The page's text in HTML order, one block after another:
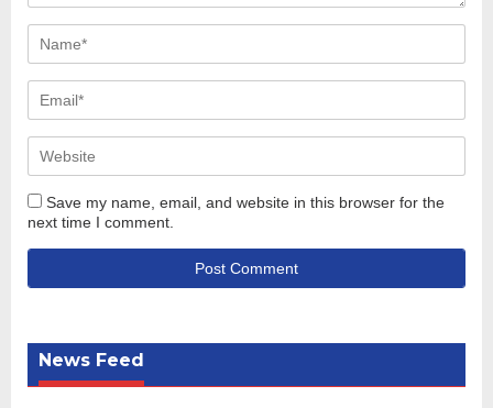
Save my name, email, and website in this browser for the
next time I comment.
News Feed